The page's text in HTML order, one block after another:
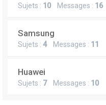
Sujets : 10 Messages : 16
Samsung
Sujets : 4Messages : 11
Huawei
Sujets : 7Messages : 10